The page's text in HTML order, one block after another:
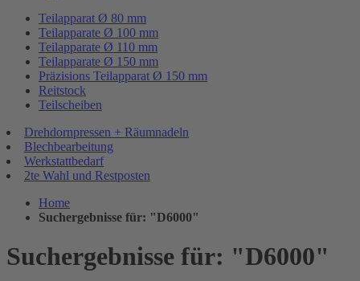
Teilapparat Ø 80 mm
Teilapparate Ø 100 mm
Teilapparate Ø 110 mm
Teilapparate Ø 150 mm
Präzisions Teilapparat Ø 150 mm
Reitstock
Teilscheiben
Drehdornpressen + Räumnadeln
Blechbearbeitung
Werkstattbedarf
2te Wahl und Restposten
Home
Suchergebnisse für: "D6000"
Suchergebnisse für: "D6000"